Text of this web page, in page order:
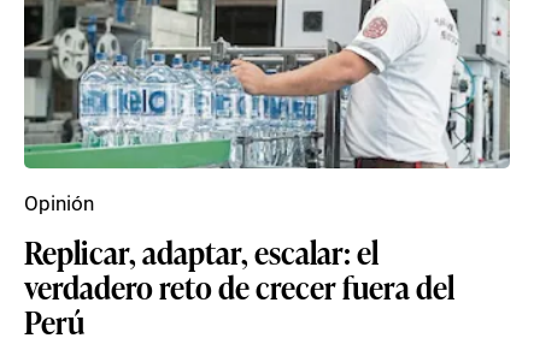
Replicar, adaptar, escalar: el
verdadero reto de crecer fuera del
Perú
Opinión